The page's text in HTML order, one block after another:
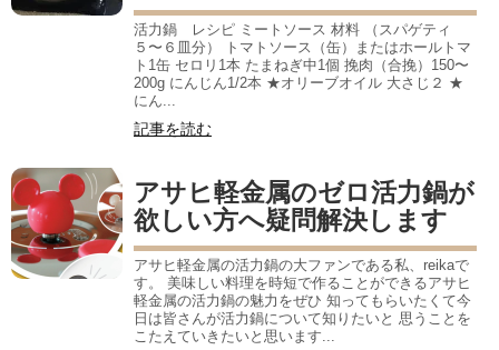
活力鍋 レシピ ミートソース 材料 （スパゲティ
５〜６皿分） トマトソース（缶）またはホールトマ
ト1缶 セロリ1本 たまねぎ中1個 挽肉（合挽）150〜
200g にんじん1/2本 ★オリーブオイル 大さじ２ ★
にん...
記事を読む
アサヒ軽金属のゼロ活力鍋が
欲しい方へ疑問解決します
アサヒ軽金属の活力鍋の大ファンである私、reikaで
す。 美味しい料理を時短で作ることができるアサヒ
軽金属の活力鍋の魅力をぜひ 知ってもらいたくて今
日は皆さんが活力鍋について知りたいと 思うことを
こたえていきたいと思います...